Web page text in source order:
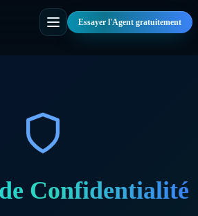
Essayer l'Agent gratuitement
Confidentialité